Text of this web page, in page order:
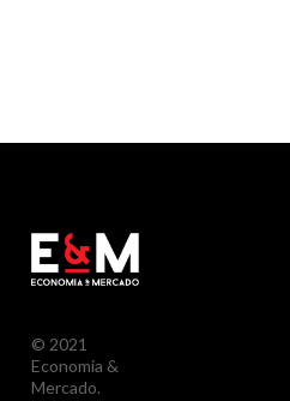
© 2021
Economia &
Mercado.